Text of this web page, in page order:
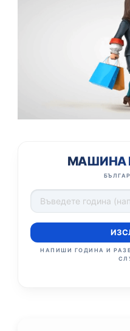
МАШИНА
НАПИШИ ГОДИНА И